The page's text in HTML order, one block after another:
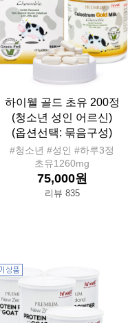
하이웰 골드 초유 200정
(청소년 성인 어르신)
(옵션선택: 묶음구성)
#청소년 #성인 #하루3정
초유1260mg
75,000원
리뷰 835